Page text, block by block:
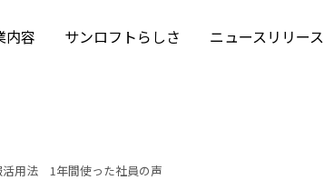
内容 サンロフトらしさ ニュースリリース
活用法 1年間使った社員の声